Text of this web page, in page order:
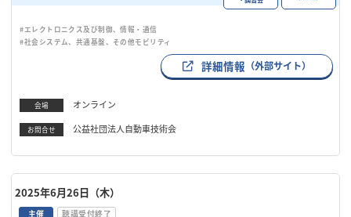
#エレクトロニクス及び制御、情報・通信
#社会システム、共通基盤、その他モビリティ
詳細情報 （外部サイト）
会場 オンライン
お問合せ 公益社団法人自動車技術会
2025年6月26日（木）
主催 聴講受付終了